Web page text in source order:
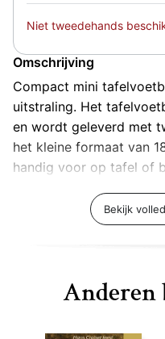
Niet tweedehands
Omschrijving
Compact mini
uitstraling. Het
en wordt geleverd met
het kleine formaat van
handig voor op tafel of
Bekijk
Anderen